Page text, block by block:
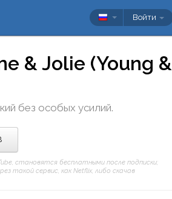
Войти
& Jolie (Young &
без особых усилий.
становятся бесплатными после подписки;
такой сервис, как Netflix, либо скачав